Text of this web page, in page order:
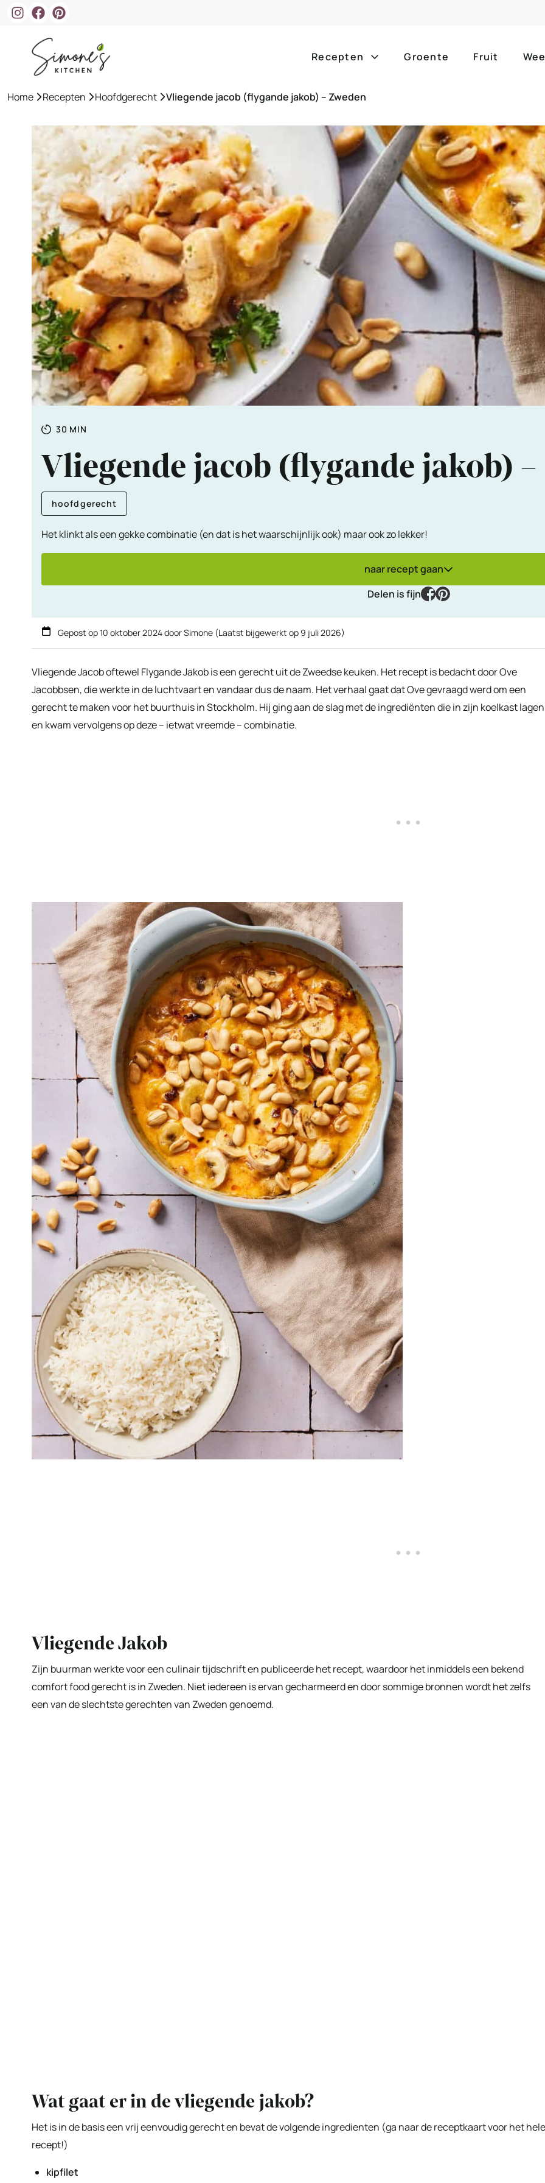
Recepten
ontbijt bijgerechten
lunch hoofdgerechten
borrelhapjes desserts
voorgerechten drankjes
alle
alle
zomer
slow
Groente Fruit
Home »Recepten »Hoofdgerecht »Vliegende jacob (flygande jakob) – Zweden
Totale
30 MINUTEN
MIN
Vliegende jacob (flygande jakob) –
hoofdgerecht
Het klinkt als een gekke combinatie (en dat is het waarschijnlijk ook) maar ook zo lekker!
naar recept gaan
Delen is fijn
facebook
pinterest
Gepost op10 oktober 2024doorSimone (Laatst bijgewerkt op 9 juli 2026)
Vliegende Jacob oftewel Flygande Jakob is een gerecht uit de Zweedse keuken. Het recept is bedacht door Ove
Jacobbsen, die werkte in de luchtvaart en vandaar dus de naam. Het verhaal gaat dat Ove gevraagd werd om een
gerecht te maken voor het buurthuis in Stockholm. Hij ging aan de slag met de ingrediënten die in zijn koelkast lagen
en kwam vervolgens op deze – ietwat vreemde – combinatie.
Vliegende Jakob
Zijn buurman werkte voor een culinair tijdschrift en publiceerde het recept, waardoor het inmiddels een bekend
comfort food gerecht is in Zweden. Niet iedereen is ervan gecharmeerd en door sommige bronnen wordt het zelfs
een van de slechtste gerechten van Zweden genoemd.
Wat gaat er in de vliegende jakob?
Het is in de basis een vrij eenvoudig gerecht en bevat de volgende ingredienten (ga naar de receptkaart voor het hele
recept!)
kipfilet